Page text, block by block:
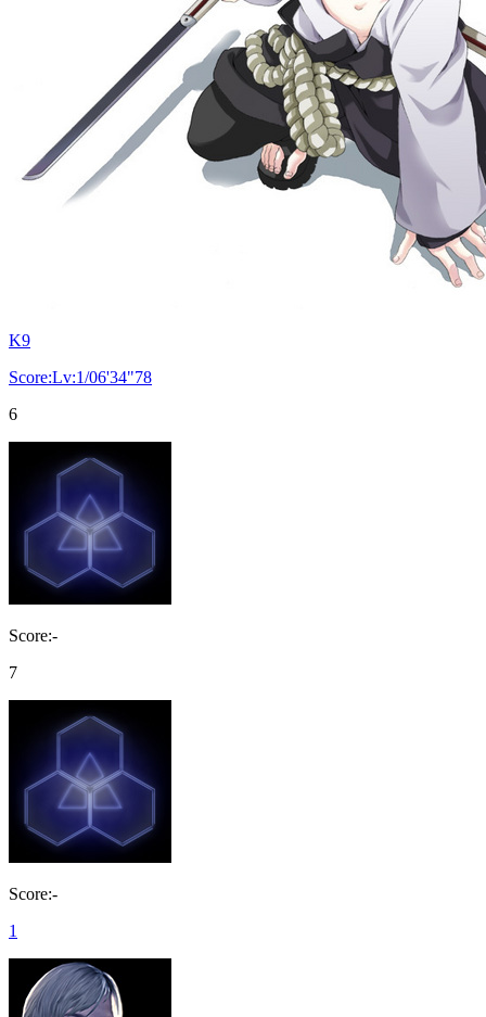
K9
Score:Lv:1/06'34"78
6
Score:-
7
Score:-
1